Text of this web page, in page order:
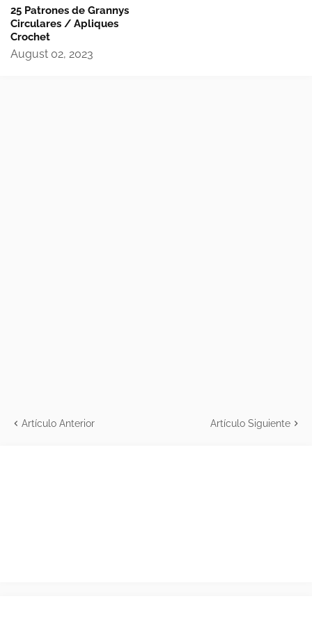
25 Patrones de Grannys
Circulares / Apliques
Crochet
August 02, 2023
Artículo Anterior Artículo Siguiente